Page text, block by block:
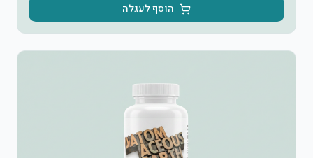
הוסף לעגלה